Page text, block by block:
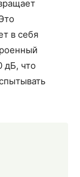
в себя
дБ, что